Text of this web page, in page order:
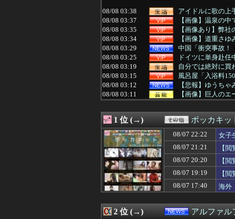
08/08 03:38
アイドルに歌の上
08/08 03:37
【画像】温泉の
08/08 03:35
【画像あり】弊
08/08 03:34
【画像】道重さ
08/08 03:29
中国「衝突事故！
08/08 03:25
ドイツに単身赴任
08/08 03:19
自分では絶対に買
08/08 03:15
風呂屋「入浴料
08/08 03:12
【悲報】ゆうち
08/08 03:11
【画像】巨人の
08/08 03:09
坂口杏里「98kg
08/08 03:09
【悲劇】逆転の逆
08/08 03:05
【動画】日本にい
08/08 03:05
【愕然】妻「夫か
08/08 03:05
【悲報】K-POPオ
08/08 03:03
【朗報】ダイの大
08/08 03:03
【悲報】タクシー
08/08 03:01
【ウマ娘】このキ
08/08 03:00
【ラブライブ！】
08/08 03:00
【画像】このハゲ
08/08 03:00
【画像】森高千里
1 位 (→) ポッカキッ
08/07 22:22
女子
08/07 21:21
【
08/07 20:20
【
08/07 19:19
【
08/07 17:40
海外
2 位 (→) アルファル